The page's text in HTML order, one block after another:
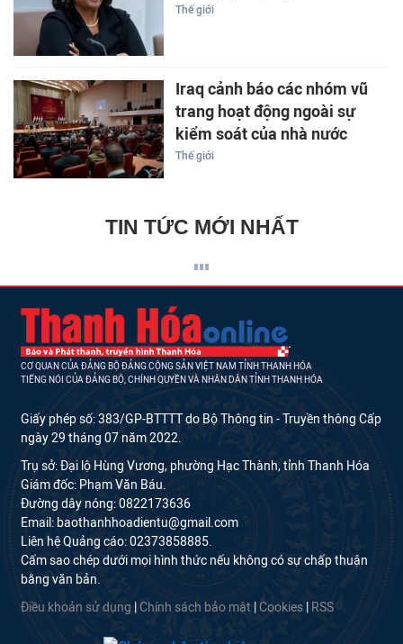
Thế giới
Iraq cảnh báo các nhóm vũ
trang hoạt động ngoài sự
kiểm soát của nhà nước
Thế giới
TIN TỨC MỚI NHẤT
CƠ QUAN CỦA ĐẢNG BỘ ĐẢNG CỘNG SẢN VIỆT NAM TỈNH THANH HÓA
TIẾNG NÓI CỦA ĐẢNG BỘ, CHÍNH QUYỀN VÀ NHÂN DÂN TỈNH THANH HÓA
Giấy phép số: 383/GP-BTTTT do Bộ Thông tin - Truyền thông Cấp
ngày 29 tháng 07 năm 2022.
Trụ sở: Đại lộ Hùng Vương, phường Hạc Thành, tỉnh Thanh Hóa
Giám đốc: Phạm Văn Báu.
Đường dây nóng: 0822173636
Email: baothanhhoadientu@gmail.com
Liên hệ Quảng cáo: 02373858885.
Cấm sao chép dưới mọi hình thức nếu không có sự chấp thuận
bằng văn bản.
Điều khoản sử dụng Chính sách bảo mật Cookies RSS